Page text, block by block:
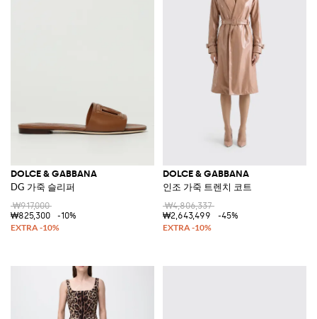
DOLCE & GABBANA
DG 가죽 슬리퍼
₩917,000
₩825,300
-10%
DOLCE & GABBANA
인조 가죽 트렌치 코트
₩4,806,337
₩2,643,499
-45%